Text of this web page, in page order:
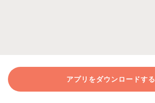
アプリをダウンロードする